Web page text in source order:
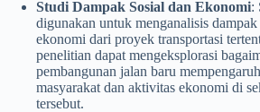
Studi Dampak Sosial dan Ekonomi:
digunakan untuk menganalisis dampak
ekonomi dari proyek transportasi
penelitian dapat mengeksplorasi
pembangunan jalan baru
masyarakat dan aktivitas ekonomi di
tersebut.